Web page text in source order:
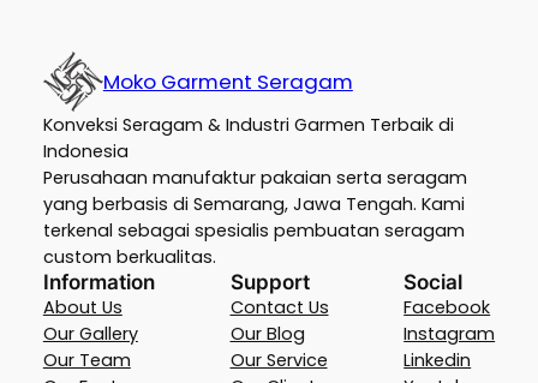
Moko Garment Seragam
Konveksi Seragam & Industri Garmen Terbaik di
Indonesia
Perusahaan manufaktur pakaian serta seragam
yang berbasis di Semarang, Jawa Tengah. Kami
terkenal sebagai spesialis pembuatan seragam
custom berkualitas.
Information
About Us
Our Gallery
Our Team
Support
Contact Us
Our Blog
Our Service
Social
Facebook
Instagram
Linkedin